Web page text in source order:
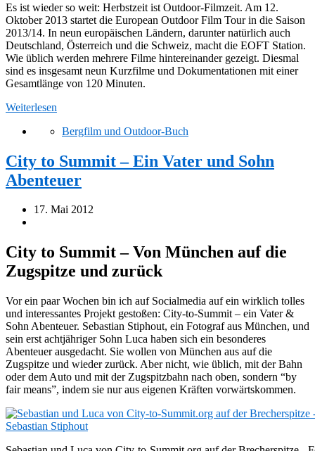
Es ist wieder so weit: Herbstzeit ist Outdoor-Filmzeit. Am 12.
Oktober 2013 startet die European Outdoor Film Tour in die Saison
2013/14. In neun europäischen Ländern, darunter natürlich auch
Deutschland, Österreich und die Schweiz, macht die EOFT Station.
Wie üblich werden mehrere Filme hintereinander gezeigt. Diesmal
sind es insgesamt neun Kurzfilme und Dokumentationen mit einer
Gesamtlänge von 120 Minuten.
Weiterlesen
Bergfilm und Outdoor-Buch
City to Summit – Ein Vater und Sohn
Abenteuer
17. Mai 2012
City to Summit – Von München auf die
Zugspitze und zurück
Vor ein paar Wochen bin ich auf Socialmedia auf ein wirklich tolles
und interessantes Projekt gestoßen: City-to-Summit – ein Vater &
Sohn Abenteuer. Sebastian Stiphout, ein Fotograf aus München, und
sein erst achtjähriger Sohn Luca haben sich ein besonderes
Abenteuer ausgedacht. Sie wollen von München aus auf die
Zugspitze und wieder zurück. Aber nicht, wie üblich, mit der Bahn
oder dem Auto und mit der Zugspitzbahn nach oben, sondern “by
fair means”, indem sie nur aus eigenen Kräften vorwärtskommen.